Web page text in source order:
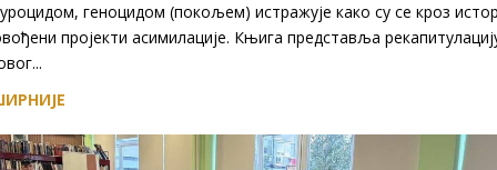
геноцидом (покољем) истражује како су се кроз
пројекти асимилације. Књига представља